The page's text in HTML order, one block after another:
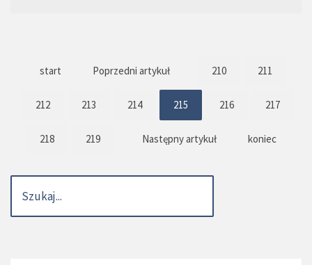
start Poprzedni artykuł 210 211
212 213 214 215 216 217
218 219 Następny artykuł koniec